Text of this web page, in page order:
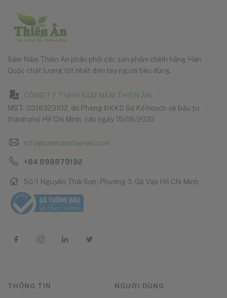
Sâm Nấm Thiên Ân phân phối các sản phẩm chính hãng Hàn
Quốc chất lượng tốt nhất đến tay người tiêu dùng.
CÔNG TY TNHH SÂM NẤM THIÊN ÂN
MST: 0316323102, do Phòng ĐKKD Sở Kế hoạch và Đầu tư
thành phố Hồ Chí Minh, cấp ngày 15/06/2020
info@samnamthienan.com
+84 898879192
50/1 Nguyễn Thái Sơn, Phường 3, Gò Vấp Hồ Chí Minh
THÔNG TIN NGƯỜI DÙNG